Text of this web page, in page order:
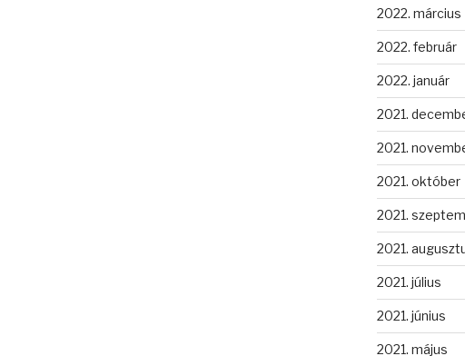
2022. március
2022. február
2022. január
2021.
2021.
2021. október
2021.
2021.
2021. július
2021. június
2021. május